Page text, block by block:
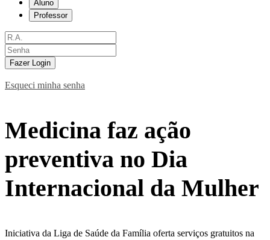
Aluno
Professor
Fazer Login
Esqueci minha senha
Medicina faz ação
preventiva no Dia
Internacional da Mulher
Iniciativa da Liga de Saúde da Família oferta serviços gratuitos na